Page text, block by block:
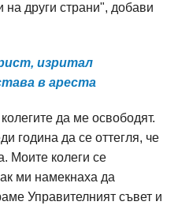
на други страни", добави
изритал
в ареста
да ме освободят.
година да се оттегля, че
Моите колеги се
ми намекнаха да
Управителният съвет и